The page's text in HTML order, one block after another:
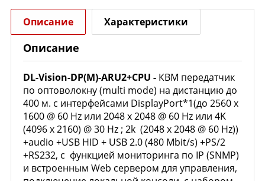
Описание Характеристики
Описание
DL-Vision-DP(M)-ARU2+CPU - КВМ передатчик
по оптоволокну (multi mode) на дистанцию до
400 м. с интерфейсами DisplayPort*1(до 2560 x
1600 @ 60 Hz или 2048 x 2048 @ 60 Hz или 4K
(4096 x 2160) @ 30 Hz ; 2k (2048 x 2048 @ 60 Hz))
+audio +USB HID + USB 2.0 (480 Mbit/s) +PS/2
+RS232, с функцией мониторинга по IP (SNMP)
и встроенным Web сервером для управления,